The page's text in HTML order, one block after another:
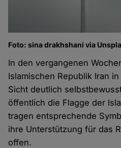
Foto: sina drakhshani via
In den vergangenen
Islamischen Republik Iran
Sicht deutlich
öffentlich die Flagge der
tragen entsprechende
ihre Unterstützung für das
offen.